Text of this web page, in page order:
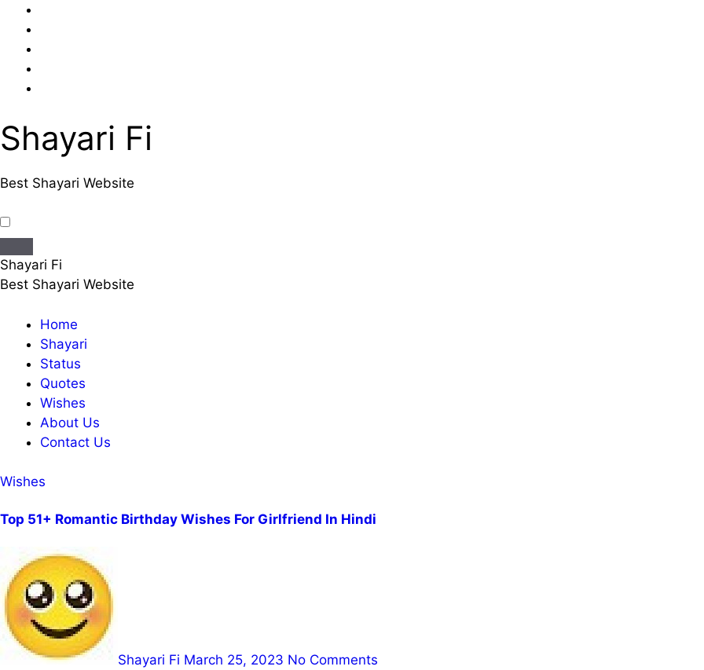
content
Shayari Fi
Best Shayari Website
Shayari Fi
Best Shayari Website
Home
Shayari
Status
Quotes
Wishes
About Us
Contact Us
Wishes
Top 51+ Romantic Birthday Wishes For Girlfriend In Hindi
Shayari Fi March 25, 2023 No Comments